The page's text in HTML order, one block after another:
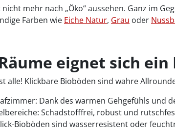
mehr nach „Öko“ aussehen. Ganz im
Farben wie Eiche Natur, Grau oder
eignet sich
alle! Klickbare Bioböden sind wahre
Dank des warmen Gehgefühls und
Schadstofffrei, robust und
Bioböden sind wasserresistent oder